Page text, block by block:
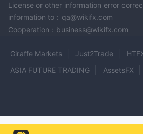
License or other information error
information to：qa@wikifx.com
Cooperation：business@wikifx.com
Giraffe Markets Just2Trade
ASIA FUTURE TRADING
AssetsFX
Saurin Investment Private Limited